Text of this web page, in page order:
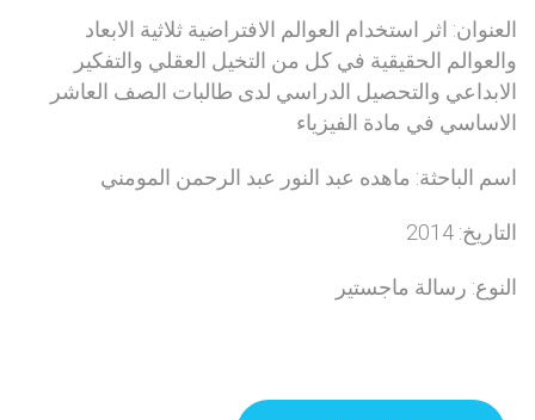
العنوان: اثر استخدام العوالم الافتراضية ثلاثية الابعاد
والعوالم الحقيقية في كل من التخيل العقلي والتفكير
الابداعي والتحصيل الدراسي لدى طالبات الصف العاشر
الاساسي في مادة الفيزياء
اسم الباحثة: ماهده عبد النور عبد الرحمن المومني
التاريخ: 2014
النوع: رسالة ماجستير